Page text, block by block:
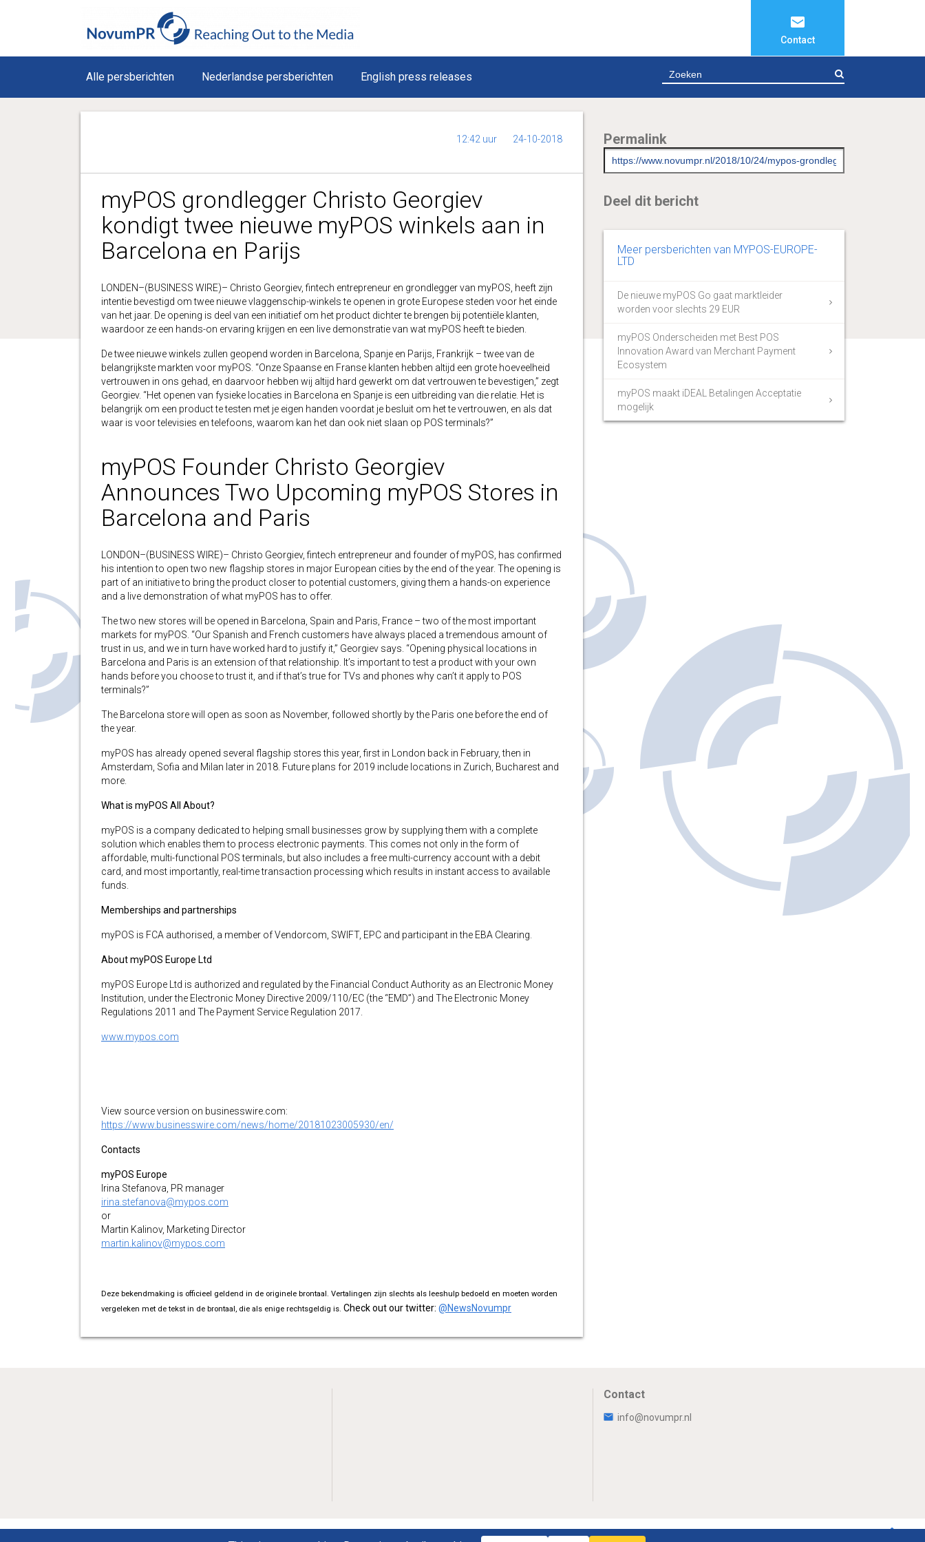
Contact
Alle persberichten Nederlandse persberichten English press releases
12:42 uur 24-10-2018
myPOS grondlegger Christo Georgiev
kondigt twee nieuwe myPOS winkels aan in
Barcelona en Parijs
LONDEN–(BUSINESS WIRE)– Christo Georgiev, fintech entrepreneur en grondlegger van myPOS, heeft zijn
intentie bevestigd om twee nieuwe vlaggenschip-winkels te openen in grote Europese steden voor het einde
van het jaar. De opening is deel van een initiatief om het product dichter te brengen bij potentiële klanten,
waardoor ze een hands-on ervaring krijgen en een live demonstratie van wat myPOS heeft te bieden.
De twee nieuwe winkels zullen geopend worden in Barcelona, Spanje en Parijs, Frankrijk – twee van de
belangrijkste markten voor myPOS. “Onze Spaanse en Franse klanten hebben altijd een grote hoeveelheid
vertrouwen in ons gehad, en daarvoor hebben wij altijd hard gewerkt om dat vertrouwen te bevestigen,” zegt
Georgiev. “Het openen van fysieke locaties in Barcelona en Spanje is een uitbreiding van die relatie. Het is
belangrijk om een product te testen met je eigen handen voordat je besluit om het te vertrouwen, en als dat
waar is voor televisies en telefoons, waarom kan het dan ook niet slaan op POS terminals?”
myPOS Founder Christo Georgiev
Announces Two Upcoming myPOS Stores in
Barcelona and Paris
LONDON–(BUSINESS WIRE)– Christo Georgiev, fintech entrepreneur and founder of myPOS, has confirmed
his intention to open two new flagship stores in major European cities by the end of the year. The opening is
part of an initiative to bring the product closer to potential customers, giving them a hands-on experience
and a live demonstration of what myPOS has to offer.
The two new stores will be opened in Barcelona, Spain and Paris, France – two of the most important
markets for myPOS. “Our Spanish and French customers have always placed a tremendous amount of
trust in us, and we in turn have worked hard to justify it,” Georgiev says. “Opening physical locations in
Barcelona and Paris is an extension of that relationship. It’s important to test a product with your own
hands before you choose to trust it, and if that’s true for TVs and phones why can’t it apply to POS
terminals?”
The Barcelona store will open as soon as November, followed shortly by the Paris one before the end of
the year.
myPOS has already opened several flagship stores this year, first in London back in February, then in
Amsterdam, Sofia and Milan later in 2018. Future plans for 2019 include locations in Zurich, Bucharest and
more.
What is myPOS All About?
myPOS is a company dedicated to helping small businesses grow by supplying them with a complete
solution which enables them to process electronic payments. This comes not only in the form of
affordable, multi-functional POS terminals, but also includes a free multi-currency account with a debit
card, and most importantly, real-time transaction processing which results in instant access to available
funds.
Memberships and partnerships
myPOS is FCA authorised, a member of Vendorcom, SWIFT, EPC and participant in the EBA Clearing.
About myPOS Europe Ltd
myPOS Europe Ltd is authorized and regulated by the Financial Conduct Authority as an Electronic Money
Institution, under the Electronic Money Directive 2009/110/EC (the “EMD”) and The Electronic Money
Regulations 2011 and The Payment Service Regulation 2017.
www.mypos.com
View source version on businesswire.com:
https://www.businesswire.com/news/home/20181023005930/en/
Contacts
myPOS Europe
Irina Stefanova, PR manager
irina.stefanova@mypos.com
or
Martin Kalinov, Marketing Director
martin.kalinov@mypos.com
Deze bekendmaking is officieel geldend in de originele brontaal. Vertalingen zijn slechts als leeshulp bedoeld en moeten worden
vergeleken met de tekst in de brontaal, die als enige rechtsgeldig is. Check out our twitter: @NewsNovumpr
Permalink
Deel dit bericht
Meer persberichten van MYPOS-EUROPE-
LTD
De nieuwe myPOS Go gaat marktleider
worden voor slechts 29 EUR
myPOS Onderscheiden met Best POS
Innovation Award van Merchant Payment
Ecosystem
myPOS maakt iDEAL Betalingen Acceptatie
mogelijk
Contact
info@novumpr.nl
Novumpr © 2025